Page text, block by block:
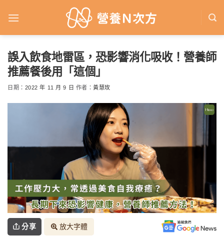
誤入飲食地雷區，恐影響消化吸收！營養師
推薦餐後用「這個」
日期： 2022 年 11 月 9 日 作者：黃慧玫
分享 放大字體